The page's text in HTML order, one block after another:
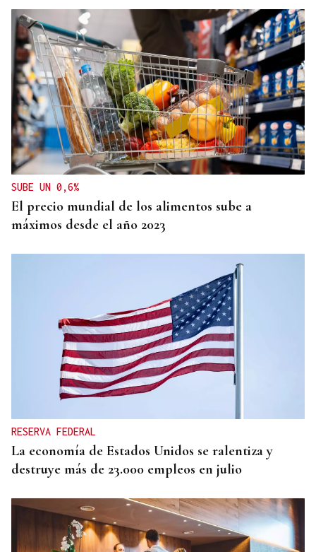
SUBE UN 0,6%
El precio mundial de los alimentos sube a
máximos desde el año 2023
RESERVA FEDERAL
La economía de Estados Unidos se ralentiza y
destruye más de 23.000 empleos en julio